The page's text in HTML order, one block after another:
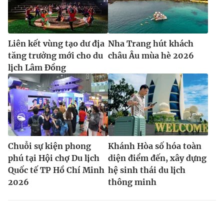
Liên kết vùng tạo dư địa
tăng trưởng mới cho du
lịch Lâm Đồng
Nha Trang hút khách
châu Âu mùa hè 2026
Chuỗi sự kiện phong
phú tại Hội chợ Du lịch
Quốc tế TP Hồ Chí Minh
2026
Khánh Hòa số hóa toàn
diện điểm đến, xây dựng
hệ sinh thái du lịch
thông minh